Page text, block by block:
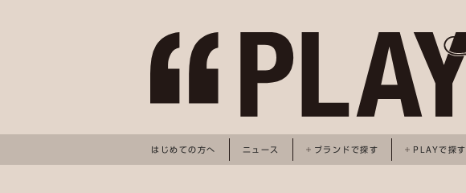
はじめての方へ ニュース ブランドで探す PLAYで探す